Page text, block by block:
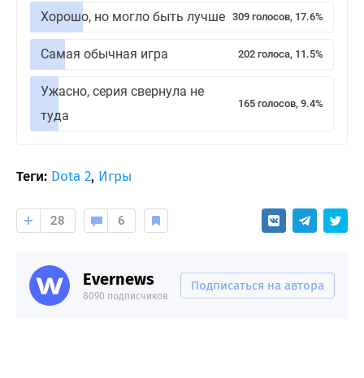
Хорошо, но могло быть лучше 309 голосов, 17.6%
Самая обычная игра 202 голоса, 11.5%
Ужасно, серия свернула не
туда
165 голосов, 9.4%
Теги: Dota 2, Игры
28 6
Evernews
8090 подписчиков
Подписаться на автора